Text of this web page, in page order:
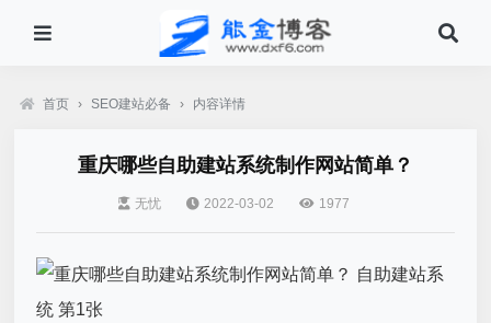
首页 › SEO建站必备 › 内容详情
重庆哪些自助建站系统制作网站简单？
无忧 2022-03-02 1977